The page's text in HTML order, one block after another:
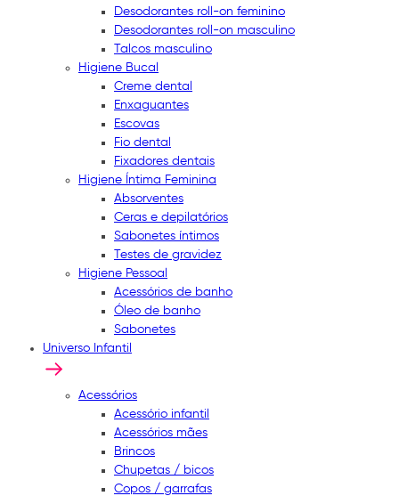
Desodorantes roll-on feminino
Desodorantes roll-on masculino
Talcos masculino
Higiene Bucal
Creme dental
Enxaguantes
Escovas
Fio dental
Fixadores dentais
Higiene Íntima Feminina
Absorventes
Ceras e depilatórios
Sabonetes íntimos
Testes de gravidez
Higiene Pessoal
Acessórios de banho
Óleo de banho
Sabonetes
Universo Infantil
Acessórios
Acessório infantil
Acessórios mães
Brincos
Chupetas / bicos
Copos / garrafas